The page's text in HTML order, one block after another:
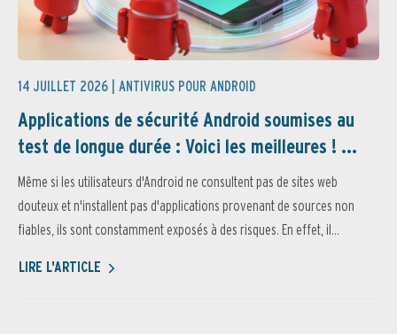
14 JUILLET 2026 | ANTIVIRUS POUR ANDROID
Applications de sécurité Android soumises au
test de longue durée : Voici les meilleures ! ...
Même si les utilisateurs d'Android ne consultent pas de sites web
douteux et n'installent pas d'applications provenant de sources non
fiables, ils sont constamment exposés à des risques. En effet, il...
LIRE L'ARTICLE